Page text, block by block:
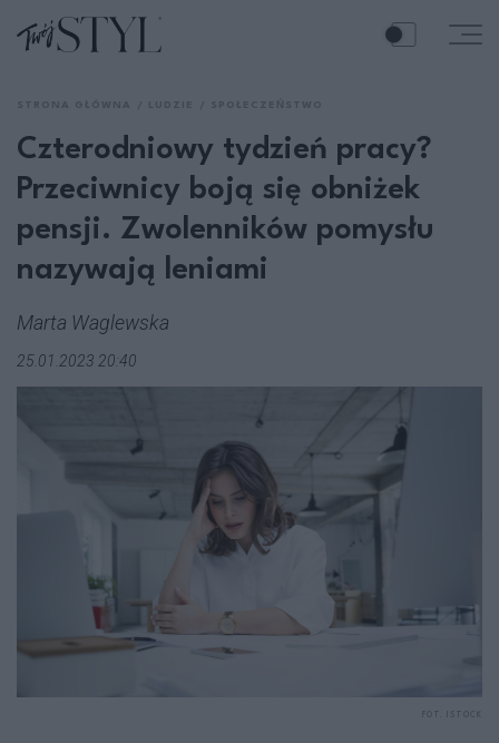
Czterodniowy tydzień pracy?
Przeciwnicy boją się obniżek
pensji. Zwolenników pomysłu
nazywają leniami
Marta Waglewska
25.01.2023 20:40